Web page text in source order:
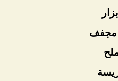
مجفف
ملح